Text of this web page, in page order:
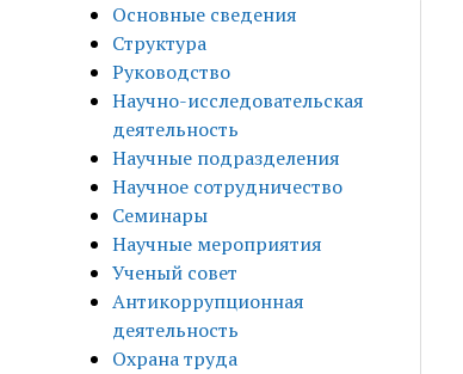
Основные сведения
Структура
Руководство
Научно-исследовательская
деятельность
Научные подразделения
Научное сотрудничество
Семинары
Научные мероприятия
Ученый совет
Антикоррупционная
деятельность
Охрана труда